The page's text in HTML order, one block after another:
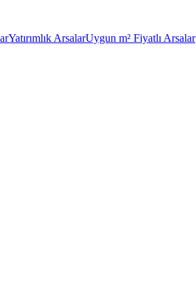
Yatırımlık ArsalarUygun m² Fiyatlı Arsalar